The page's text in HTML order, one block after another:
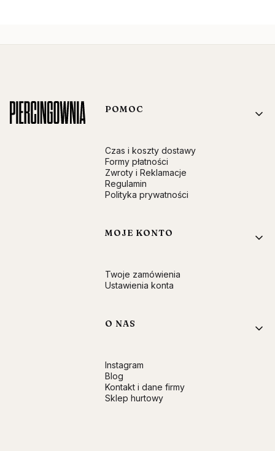
Linki w stopce
POMOC
Czas i koszty dostawy
Formy płatności
Zwroty i Reklamacje
Regulamin
Polityka prywatności
MOJE KONTO
Twoje zamówienia
Ustawienia konta
O NAS
Instagram
Blog
Kontakt i dane firmy
Sklep hurtowy